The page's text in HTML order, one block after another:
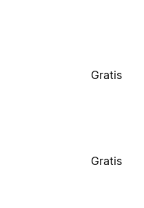
Gratis
Gratis